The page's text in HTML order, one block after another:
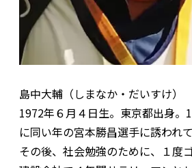
島中大輔（しまなか・だいすけ）
1972年６月４日生。東京都出身。
に同い年の宮本勝昌選手に誘われ
その後、社会勉強のために、１度